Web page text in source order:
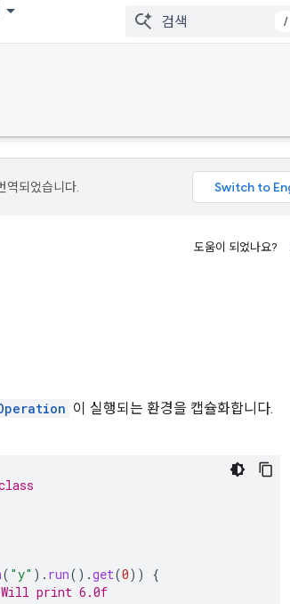
/
역되었습니다.
도움이 되었나요?
이 실행되는 환경을 캡슐화합니다.
( "y" ). run().get(0))
{
print 6.0f